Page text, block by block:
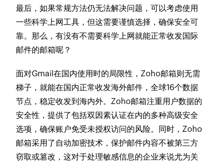
最后，如果常规方法仍无法解决问题，可以考虑使用
一些科学上网工具，但这需要谨慎选择，确保安全可
靠。那么，有没有不需要科学上网就能正常收发国际
邮件的邮箱呢？
面对Gmail在国内使用时的局限性，Zoho邮箱则无需
梯子，就能在国内正常收发海外邮件，全球16个数据
节点，稳定收发到海内外。Zoho邮箱注重用户数据的
安全性，提供了包括双因素认证在内的多种高级安全
选项，确保账户免受未授权访问的风险。同时，Zoho
邮箱采用了自动加密技术，保护邮件内容不被第三方
窃取或篡改，这对于处理敏感信息的企业来说尤为关